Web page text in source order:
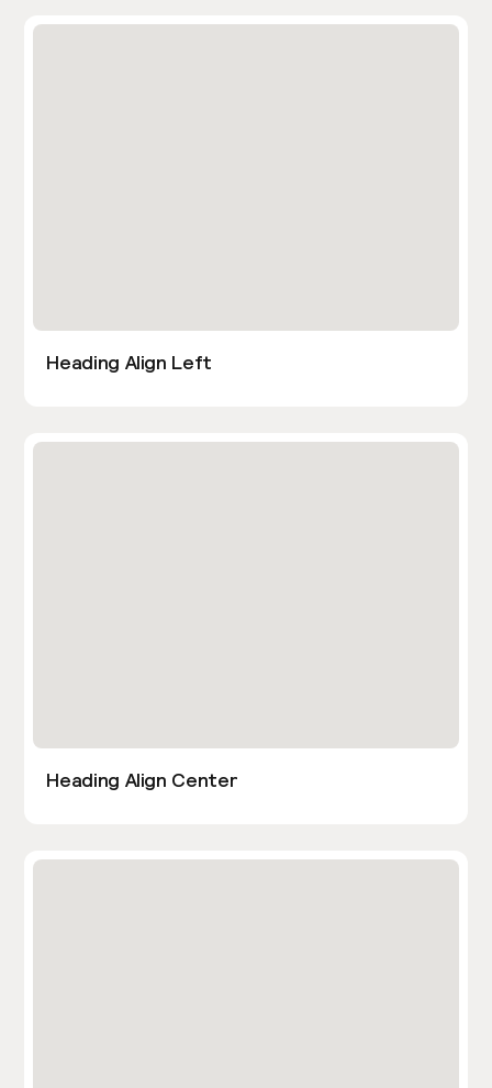
Heading Align Left
Heading Align Center